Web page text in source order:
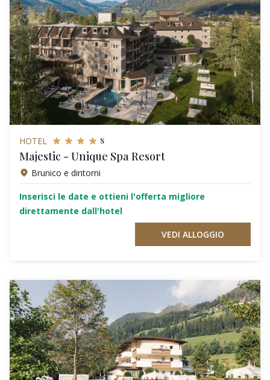
HOTEL s
Majestic - Unique Spa Resort
Brunico e dintorni
Inserisci le date e ottieni l'offerta migliore
direttamente dall'hotel
VEDI ALLOGGIO